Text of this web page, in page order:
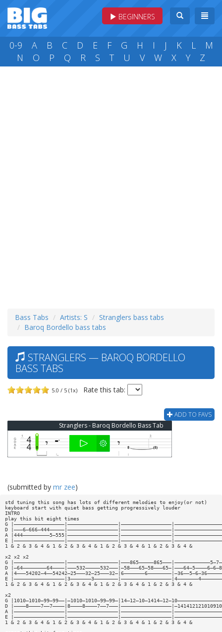
BEGINNERS
0-9 A B C D E F G H I J K L
M
N
O P Q R S T U V W X Y Z
Bass Tabs Artists: S
Stranglers bass tabs
Baroq Bordello bass tabs
STRANGLERS — BAROQ BORDELLO
BASS TABS
5.0 / 5 (1x) Rate this tab:
ADD TO FAVS
Stranglers - Baroq Bordello Bass Tab
(submitted by mr zee)
std tuning this song has lots of different melodies to enjoy(or not)
keyboard start with quiet bass getting progressively louder
INTRO
play this bit eight times
G
D
A
E
1 & 2 & 3 & 4 & 1 & 2 & 3 & 4 & 1 & 2 & 3 & 4 & 1 & 2 & 3 & 4 &
x2 x2 x2
G
D
A
E
1 & 2 & 3 & 4 & 1 & 2 & 3 & 4 & 1 & 2 & 3 & 4 & 1 & 2 & 3 & 4 &
x2
G
D
A
E
1 & 2 & 3 & 4 & 1 & 2 & 3 & 4 & 1 & 2 & 3 & 4 & 1 & 2 & 3 & 4 &